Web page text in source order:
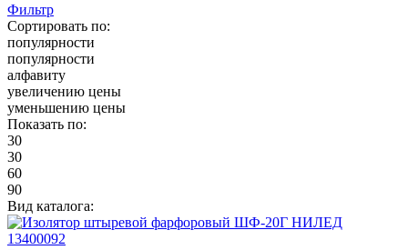
Фильтр
Сортировать по:
популярности
популярности
алфавиту
увеличению цены
уменьшению цены
Показать по:
30
30
60
90
Вид каталога: